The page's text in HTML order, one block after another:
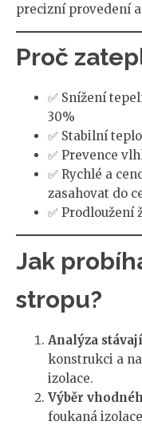
precizní provedení
Proč
✅ Snížení
30%
✅ Stabilní
✅ Prevence
✅ Rychlé a
zasahovat do
✅
Jak
stropu?
Analýza
konstrukci a
izolace.
Výběr
foukaná